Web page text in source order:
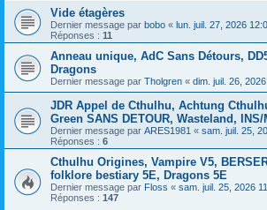
Vide étagères
Dernier message par bobo « lun. juil. 27, 2026
Réponses : 11
Anneau unique, AdC Sans Détours,
Dragons
Dernier message par Tholgren « dim. juil. 26,
JDR Appel de Cthulhu, Achtung
Green SANS DETOUR, Wasteland, INS/
Dernier message par ARES1981 « sam. juil. 25,
Réponses : 6
Cthulhu Origines, Vampire V5,
folklore bestiary 5E, Dragons 5E
Dernier message par Floss « sam. juil. 25, 2026
Réponses : 147